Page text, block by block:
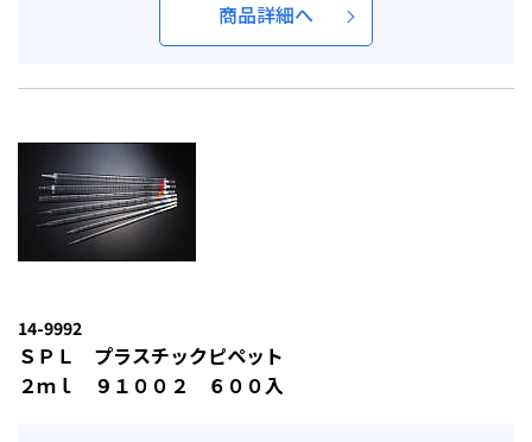
商品詳細へ
14-9992
ＳＰＬ プラスチックピペット
２ｍｌ ９１００２ ６００入